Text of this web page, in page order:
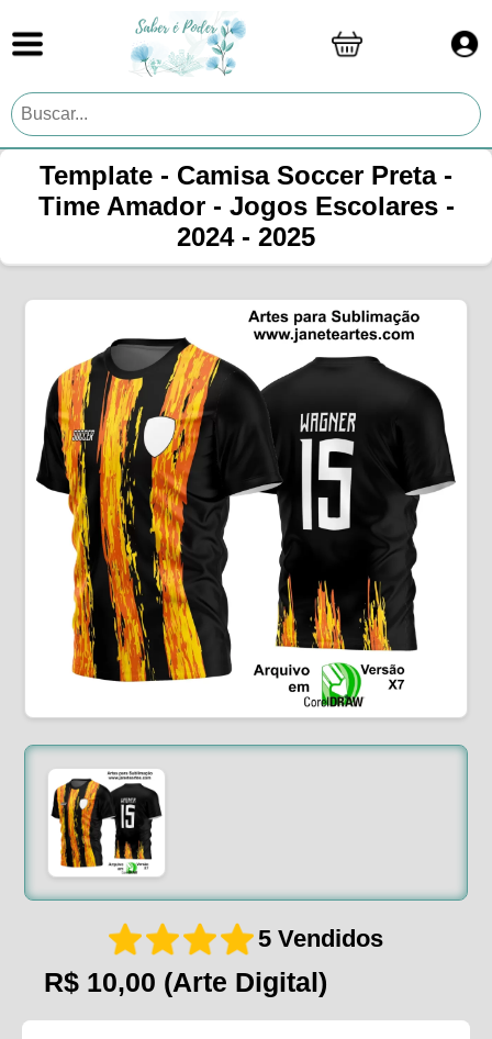
Template - Camisa Soccer Preta -
Time Amador - Jogos Escolares -
2024 - 2025
5 Vendidos
R$ 10,00 (Arte Digital)